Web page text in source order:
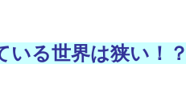
いる世界は狭い！？